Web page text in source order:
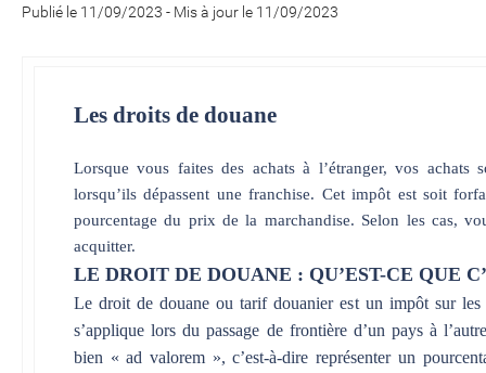
Publié le 11/09/2023 - Mis à jour le 11/09/2023
Les droits de douane
Lorsque vous faites des achats à l’étranger, vos achats
lorsqu’ils dépassent une franchise. Cet impôt est soit
pourcentage du prix de la marchandise. Selon les cas,
acquitter.
LE DROIT DE DOUANE : QU’EST-CE QUE
Le droit de douane ou tarif douanier est un impôt sur les
s’applique lors du passage de frontière d’un pays à
bien « ad valorem », c’est-à-dire représenter un